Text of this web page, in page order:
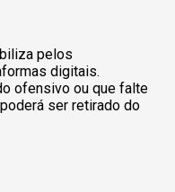
pelos
digitais.
ofensivo ou que falte
ser retirado do